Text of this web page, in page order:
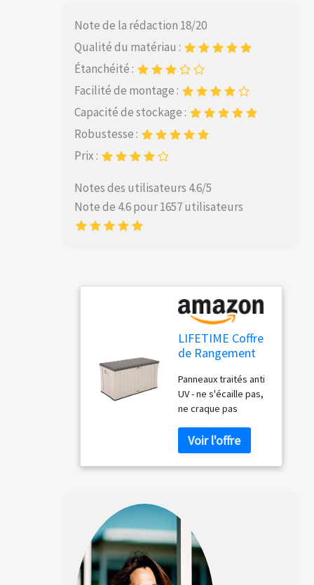
Note de la rédaction 18/20
Qualité du matériau :
Étanchéité :
Facilité de montage :
Capacité de stockage :
Robustesse :
Prix :
Notes des utilisateurs 4.6/5
Note de 4.6 pour 1657 utilisateurs
LIFETIME Coffre
de Rangement
127,9 x 64 x 67,2
cm
Panneaux traités anti
UV - ne s'écaille pas,
ne craque pas
Se déplace
facilement à
l'emplacement